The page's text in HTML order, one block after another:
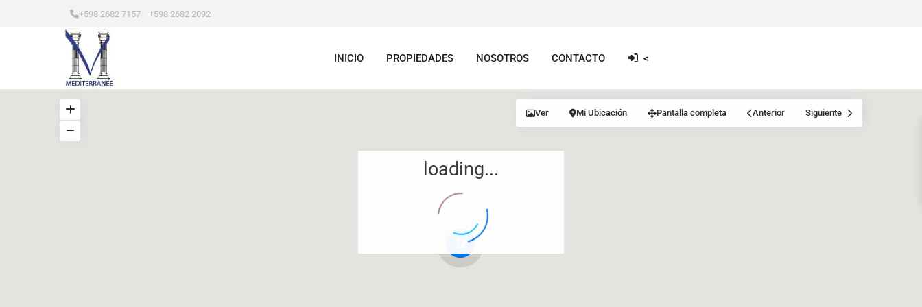
+598 2682 7157 +598 2682 2092
INICIO PROPIEDADES NOSOTROS CONTACTO <
loading...
Ver Mi Ubicación Pantalla completa Anterior Siguiente